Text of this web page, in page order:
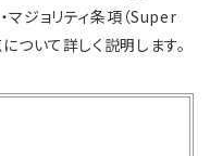
ジョリティ条項（Super
いて詳しく説明します。